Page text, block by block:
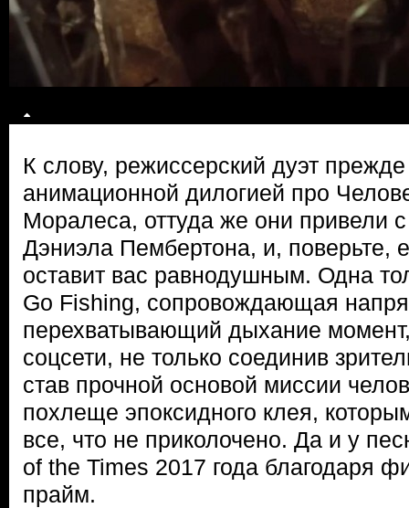
К слову, режиссерский дуэт
анимационной дилогией про
Моралеса, оттуда же они привели
Дэниэла Пембертона, и, поверьте,
оставит вас равнодушным. Одна
Go Fishing, сопровождающая
перехватывающий дыхание
соцсети, не только соединив
став прочной основой миссии
похлеще эпоксидного клея,
все, что не приколочено. Да и у
of the Times 2017 года благодаря
прайм.